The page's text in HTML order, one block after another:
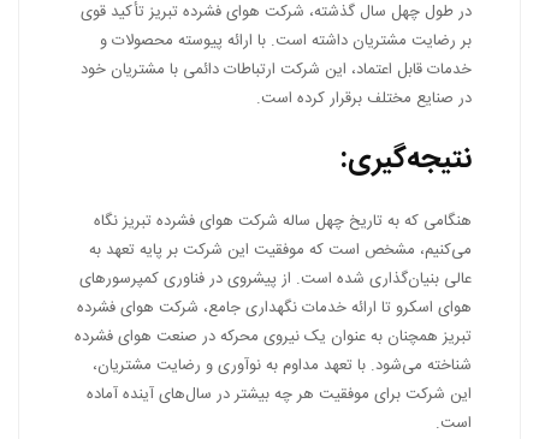
در طول چهل سال گذشته، شرکت هوای فشرده تبریز تأکید قوی
بر رضایت مشتریان داشته است. با ارائه پیوسته محصولات و
خدمات قابل اعتماد، این شرکت ارتباطات دائمی با مشتریان خود
در صنایع مختلف برقرار کرده است.
نتیجه‌گیری:
هنگامی که به تاریخ چهل ساله شرکت هوای فشرده تبریز نگاه
می‌کنیم، مشخص است که موفقیت این شرکت بر پایه تعهد به
عالی بنیان‌گذاری شده است. از پیشروی در فناوری کمپرسورهای
هوای اسکرو تا ارائه خدمات نگهداری جامع، شرکت هوای فشرده
تبریز همچنان به عنوان یک نیروی محرکه در صنعت هوای فشرده
شناخته می‌شود. با تعهد مداوم به نوآوری و رضایت مشتریان،
این شرکت برای موفقیت هر چه بیشتر در سال‌های آینده آماده
است.